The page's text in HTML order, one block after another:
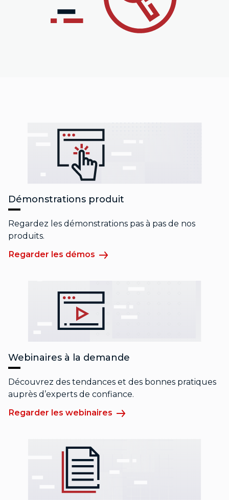
Démonstrations produit
Regardez les démonstrations pas à pas de nos
produits.
Regarder les démos
Webinaires à la demande
Découvrez des tendances et des bonnes pratiques
auprès d’experts de confiance.
Regarder les webinaires